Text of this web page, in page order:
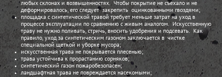
любых склонах и возвышенностях. Чтобы покрытие не съехало и не
деформировалось, его следует закрепить оцинкованными гвоздями;
площадка с синтетической травой требует меньше затрат на уход в
процессе эксплуатации по сравнению с живым аналогом. Искусственную
траву не нужно поливать, стричь, вносить удобрения и подсевать. Как
правило, уход за синтетическим газоном заключается в чистке
специальной щеткой и уборке мусора;
искусственная трава не покрывается плесенью;
трава устойчива к прорастанию сорняков;
синтетический газон пожаробезопасен;
ландшафтная трава не повреждается насекомыми;